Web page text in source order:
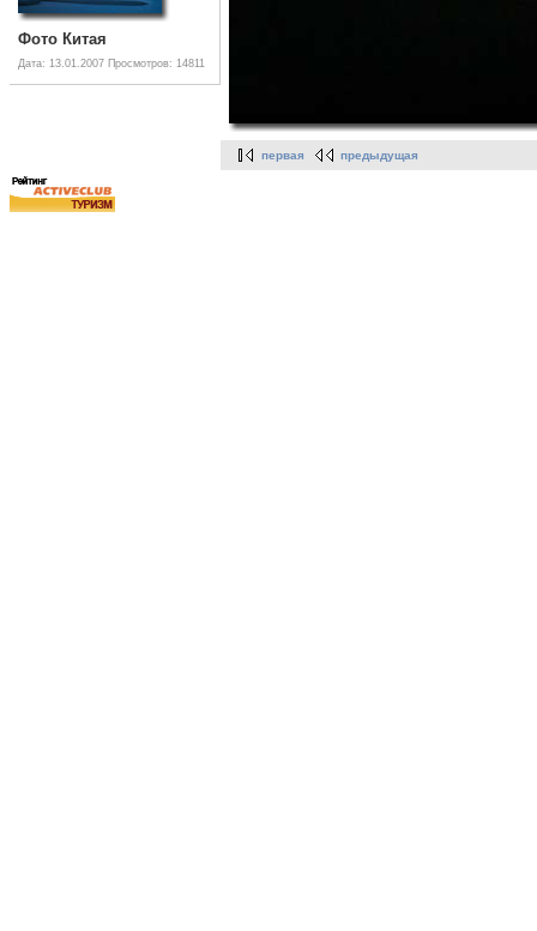
Фото Китая
Дата: 13.01.2007 Просмотров: 14811
первая предыдущая